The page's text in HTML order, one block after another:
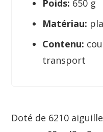
Poids: 650 g
Matériau:
Contenu:
transport
Doté de 6210